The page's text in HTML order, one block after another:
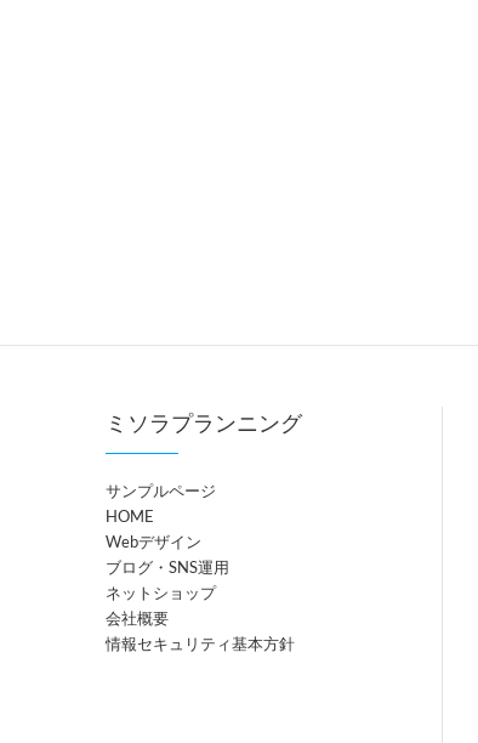
ミソラプランニング
サンプルページ
HOME
Webデザイン
ブログ・SNS運用
ネットショップ
会社概要
情報セキュリティ基本方針